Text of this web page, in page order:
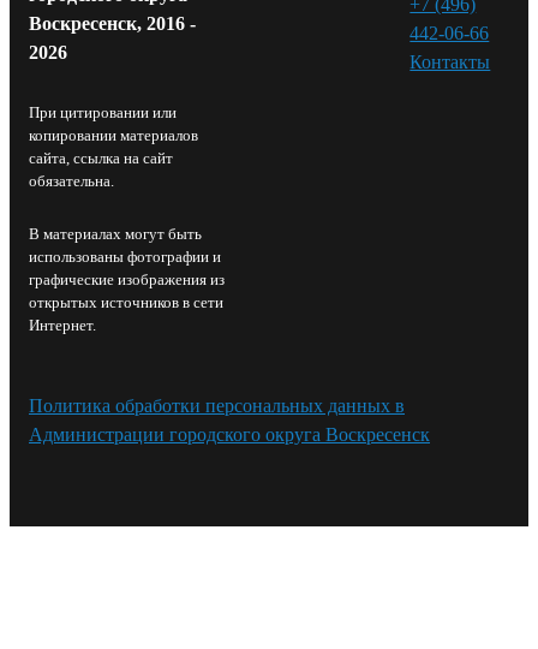
Воскресенск, 2016 -
2026
При цитировании или
копировании материалов
сайта, ссылка на сайт
обязательна.
В материалах могут быть
использованы фотографии и
графические изображения из
открытых источников в сети
Интернет.
442-06-66
Контакты⁠
Политика обработки персональных данных в
Администрации городского округа Воскресенск